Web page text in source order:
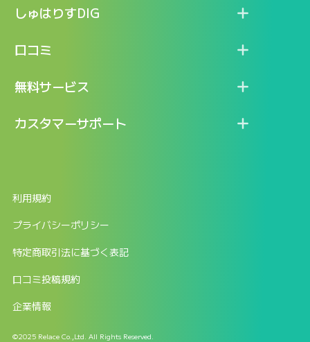
特長
料金
新着情報
ログイン
しゅはりすDIG
記事一覧
口コミ
口コミ一覧
無料サービス
LINEで『Iパス ならし学習』
カスタマーサポート
返金申請フォーム
利用規約
プライバシーポリシー
特定商取引法に基づく表記
口コミ投稿規約
企業情報
©2025 Relace Co.,Ltd. All Rights Reserved.